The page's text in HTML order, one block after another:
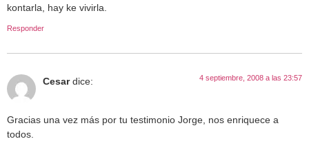
kontarla, hay ke vivirla.
Responder
Cesar dice: 4 septiembre, 2008 a las 23:57
Gracias una vez más por tu testimonio Jorge, nos enriquece a
todos.